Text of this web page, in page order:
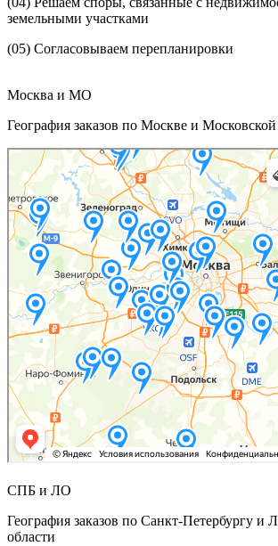
земельными участками
(05) Согласовываем перепланировки
Москва и МО
География заказов по Москве и Московской
СПБ и ЛО
География заказов по Санкт-Петербургу и
области